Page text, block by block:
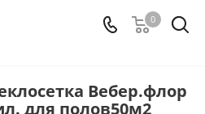
0
Вебер.флор
для полов50м2